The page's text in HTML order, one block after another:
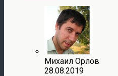
Михаил Орлов
28.08.2019